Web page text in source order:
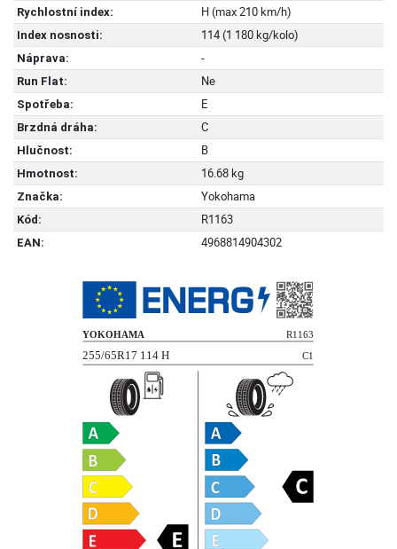
Rychlostní index: H (max 210 km/h)
Index nosnosti: 114 (1 180 kg/kolo)
Náprava: -
Run Flat: Ne
Spotřeba: E
Brzdná dráha: C
Hlučnost: B
Hmotnost: 16.68 kg
Značka: Yokohama
Kód: R1163
EAN: 4968814904302